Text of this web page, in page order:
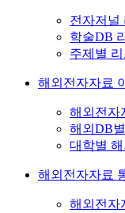
전자저널
학술DB
주제별
해외전자자료
해외전자
해외DB
대학별
해외전자자료
해외전자